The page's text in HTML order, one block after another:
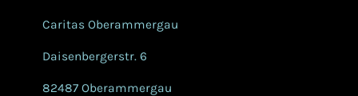
Caritas Oberammergau
Daisenbergerstr. 6
82487 Oberammergau